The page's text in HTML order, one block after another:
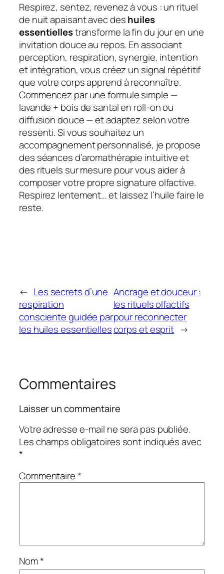
Respirez, sentez, revenez à vous : un rituel
de nuit apaisantavec deshuiles
essentiellestransforme la fin du jour en une
invitation douce au repos. En associant
perception, respiration, synergie, intention
et intégration, vous créez un signal répétitif
que votre corps apprend à reconnaître.
Commencez par une formule simple —
lavande + bois de santal en roll‑on ou
diffusion douce — et adaptez selon votre
ressenti. Si vous souhaitez un
accompagnement personnalisé, je propose
des séances d’aromathérapie intuitive et
des rituels sur mesure pour vous aider à
composer votre propre signature olfactive.
Respirez lentement… et laissez l’huile faire le
reste.
← Les secrets d’une
respiration
consciente guidée par
les huiles essentielles
Ancrage et douceur :
les rituels olfactifs
pour reconnecter
corps et esprit →
Commentaires
Laisser un commentaire
Votre adresse e-mail ne sera pas publiée.
Les champs obligatoires sont indiqués avec
*
Commentaire*
Nom*